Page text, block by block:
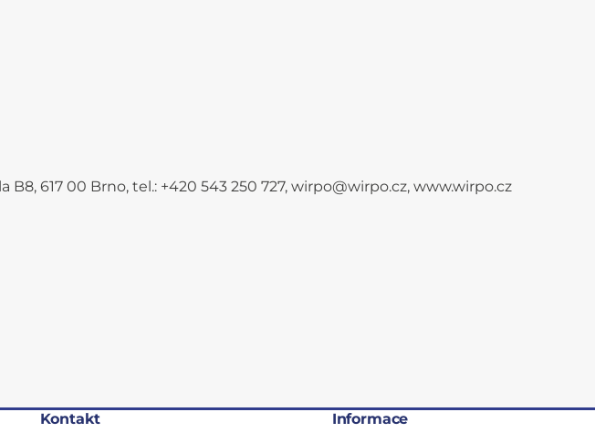
B8, 617 00 Brno, tel.: +420 543 250 727, wirpo@wirpo.cz, www.wirpo.cz
Kontakt Informace